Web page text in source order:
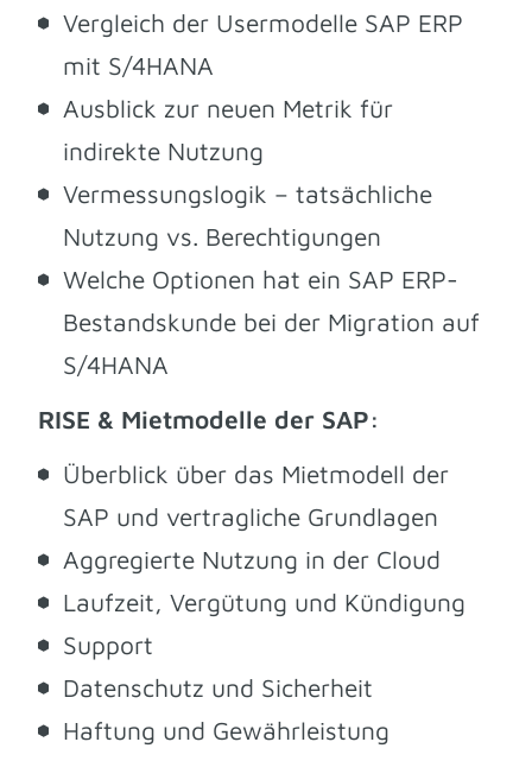
Vergleich der Usermodelle SAP ERP
mit S/4HANA
Ausblick zur neuen Metrik für
indirekte Nutzung
Vermessungslogik – tatsächliche
Nutzung vs. Berechtigungen
Welche Optionen hat ein SAP ERP-
Bestandskunde bei der Migration auf
S/4HANA
RISE & Mietmodelle der SAP:
Überblick über das Mietmodell der
SAP und vertragliche Grundlagen
Aggregierte Nutzung in der Cloud
Laufzeit, Vergütung und Kündigung
Support
Datenschutz und Sicherheit
Haftung und Gewährleistung